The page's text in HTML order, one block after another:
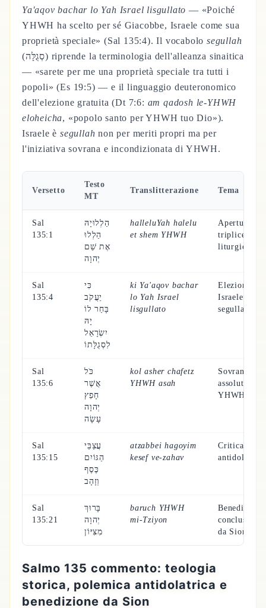
Ya'aqov bachar lo Yah Israel lisgullato — «Poiché
YHWH ha scelto per sé Giacobbe, Israele come sua
proprietà speciale» (Sal 135:4). Il vocabolo segullah
(סְגֻלָּה) riprende la terminologia dell'alleanza sinaitica
— «sarete per me una proprietà speciale tra tutti i
popoli» (Es 19:5) — e il linguaggio deuteronomico
dell'elezione gratuita (Dt 7:6: am qadosh le-YHWH
eloheicha, «popolo santo per YHWH tuo Dio»).
Israele è segullah non per meriti propri ma per
l'iniziativa sovrana e incondizionata di YHWH.
Versetto
Testo
MT
Translitterazione Tema
Sal
135:1
הַלְלוּיָהּ
הַלְלוּ
אֶת שֵׁם
יְהוָה
halleluYah halelu
et shem YHWH
Apertura:
triplice lode
liturgica
Sal
135:4
כִּי
יַעֲקֹב
בָּחַר לוֹ
יָהּ
יִשְׂרָאֵל
לִסְגֻלָּתוֹ
ki Ya'aqov bachar
lo Yah Israel
lisgullato
Elezione di
Israele come
segullah
Sal
135:6
כֹּל
אֲשֶׁר
חָפֵץ
יְהוָה
עָשָׂה
kol asher chafetz
YHWH asah
Sovranità
assoluta di
YHWH
Sal
135:15
עֲצַבֵּי
הַגּוֹיִם
כֶּסֶף
וְזָהָב
atzabbei hagoyim
kesef ve-zahav
Critica
antidolatrica
Sal
135:21
בָּרוּךְ
יְהוָה
מִצִּיּוֹן
baruch YHWH
mi-Tziyon
Benedizione
conclusiva
da Sion
Salmo 135 commento: teologia
storica, polemica antidolatrica e
benedizione da Sion